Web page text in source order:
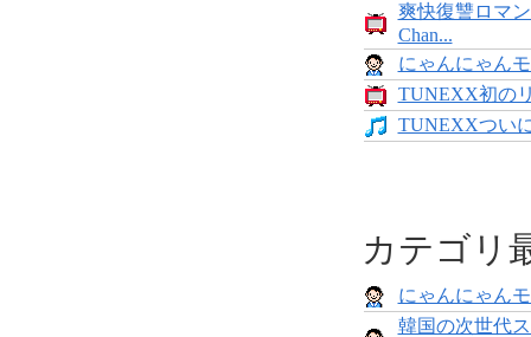
爽快復讐ロマ
Chan...
にゃんにゃん
TUNEXX初の
TUNEXXつい
カテゴリ
にゃんにゃん
韓国の次世代